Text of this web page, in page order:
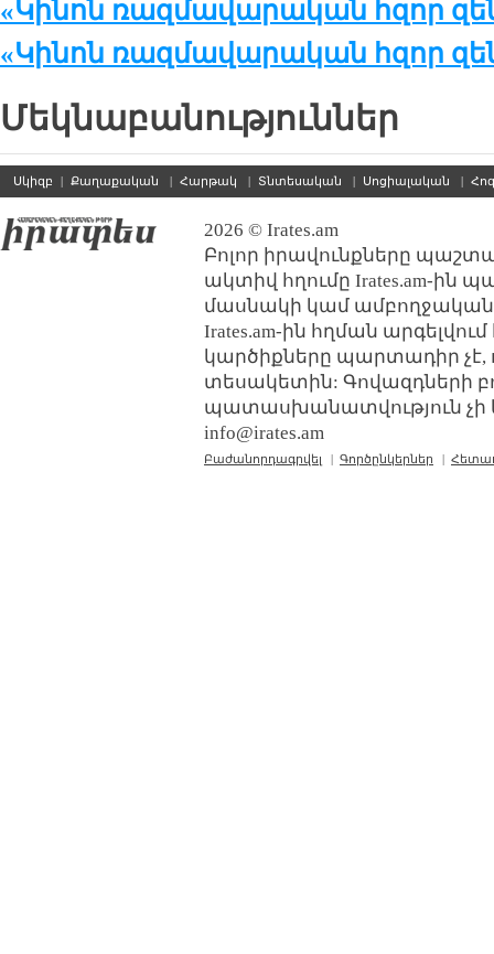
«Կինոն ռազմավարական հզոր
«Կինոն ռազմավարական հզոր
Մեկնաբանություններ
Սկիզբ | Քաղաքական | Հարթակ | Տնտեսական | Սոցիալական |
2026 © Irates.am
Բոլոր իրավունքները
ակտիվ հղումը Irates.am-ին
մասնակի կամ ամբողջական
Irates.am-ին հղման
կարծիքները պարտադիր չէ,
տեսակետին: Գովազդների
պատասխանատվություն չի
info@irates.am
Բաժանորդագրվել | Գործընկերներ |